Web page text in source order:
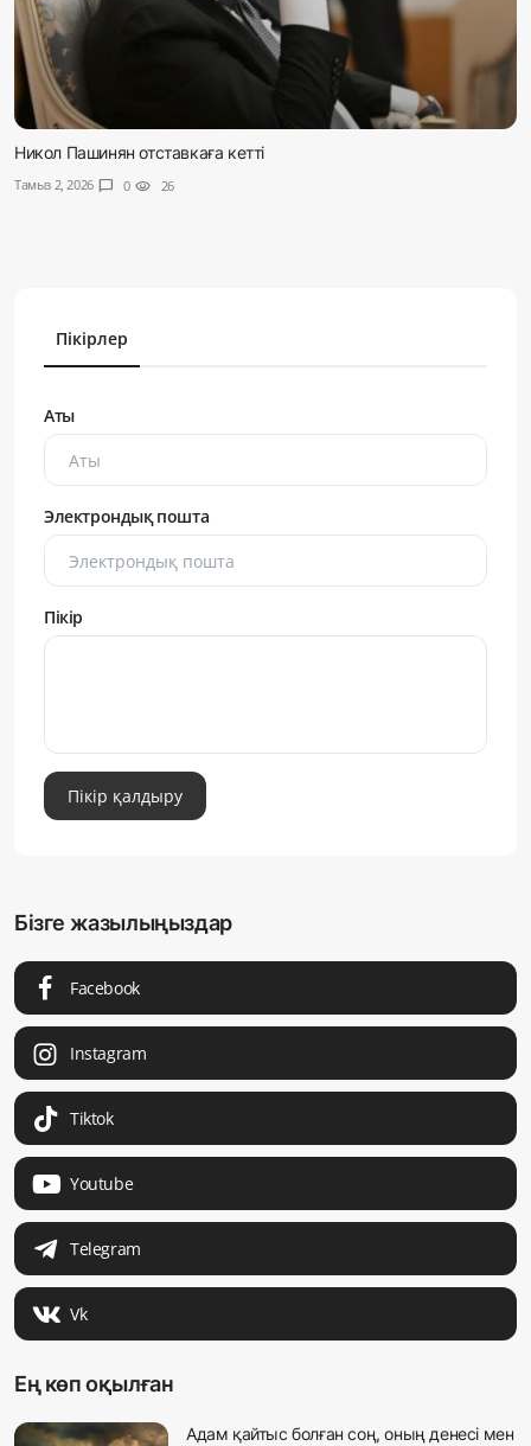
Никол Пашинян отставкаға кетті
Тамыз 2, 2026 chat_bubble 0 visibility 26
Пікірлер
Аты
Электрондық пошта
Пікір
Пікір қалдыру
Бізге жазылыңыздар
Facebook
Instagram
Tiktok
Youtube
Telegram
Vk
Ең көп оқылған
Адам қайтыс болған соң, оның денесі мен